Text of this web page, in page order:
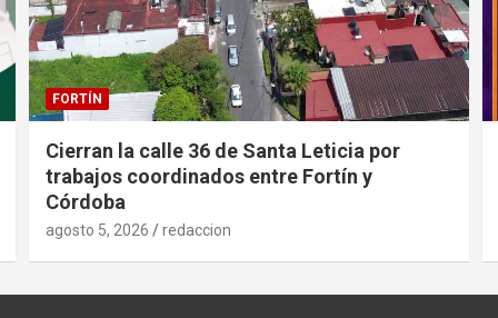
FORTÍN
Cierran la calle 36 de Santa Leticia por
trabajos coordinados entre Fortín y
Córdoba
agosto 5, 2026 redaccion